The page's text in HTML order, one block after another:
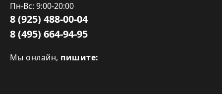
Пн-Вс: 9:00-20:00
8 (925) 488-00-04
8 (495) 664-94-95
Мы онлайн, пишите: